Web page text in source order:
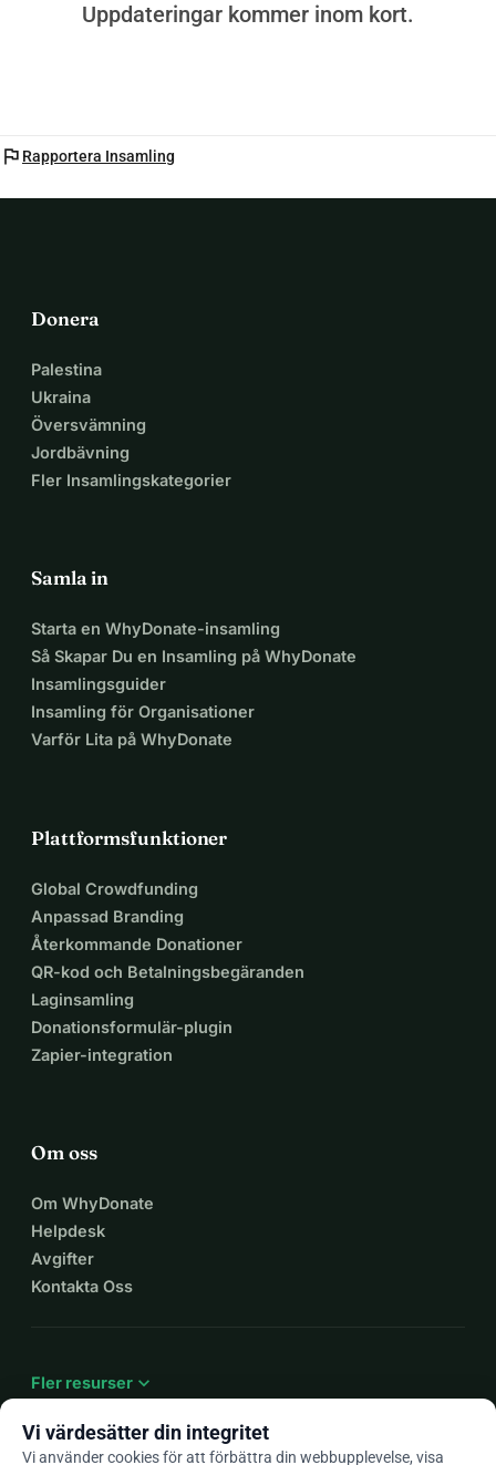
Uppdateringar kommer inom kort.
flag Rapportera Insamling
Donera
Palestina
Ukraina
Översvämning
Jordbävning
Fler Insamlingskategorier
Samla in
Starta en WhyDonate-insamling
Så Skapar Du en Insamling på WhyDonate
Insamlingsguider
Insamling för Organisationer
Varför Lita på WhyDonate
Plattformsfunktioner
Global Crowdfunding
Anpassad Branding
Återkommande Donationer
QR-kod och Betalningsbegäranden
Laginsamling
Donationsformulär-plugin
Zapier-integration
Om oss
Om WhyDonate
Helpdesk
Avgifter
Kontakta Oss
Fler resurser expand_more
Vi värdesätter din integritet
Vi använder cookies för att förbättra din webbupplevelse, visa